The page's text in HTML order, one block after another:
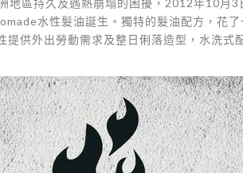
水性髮油誕生。獨特的髮油配方，花
供外出勞動需求及整日俐落造型，水洗式